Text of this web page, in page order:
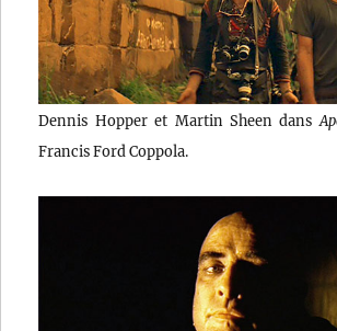
Dennis Hopper et Martin Sheen dans
Francis Ford Coppola.